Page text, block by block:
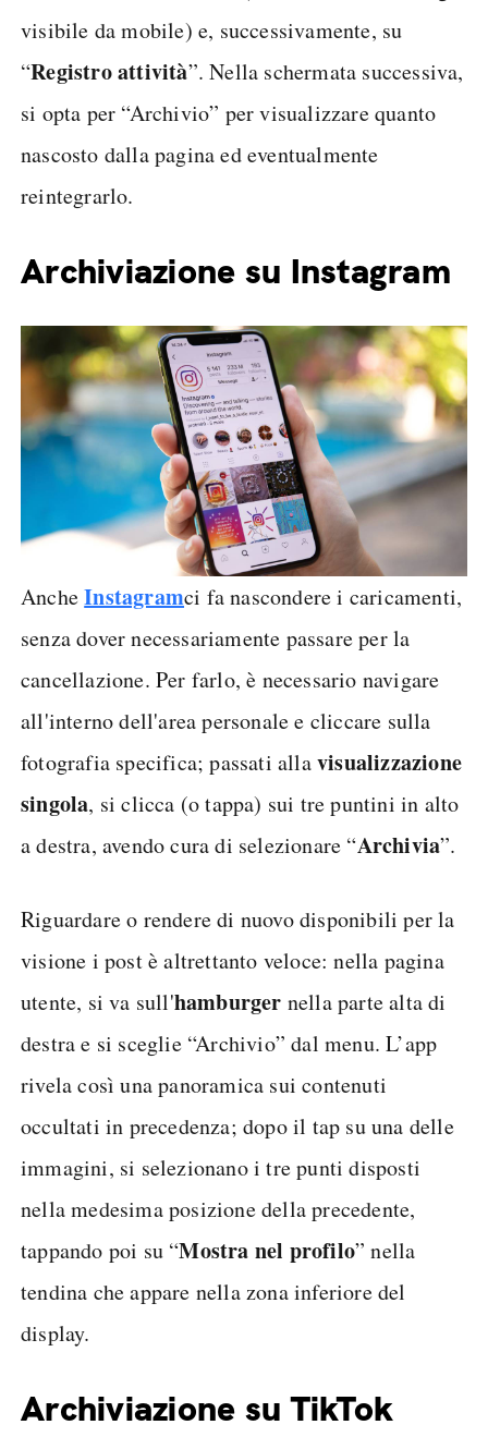
visibile da mobile) e, successivamente, su
“Registro attività”. Nella schermata successiva,
si opta per “Archivio” per visualizzare quanto
nascosto dalla pagina ed eventualmente
reintegrarlo.
Archiviazione su Instagram
AncheInstagramci fa nascondere i caricamenti,
senza dover necessariamente passare per la
cancellazione. Per farlo, è necessario navigare
all'interno dell'area personale e cliccare sulla
fotografia specifica; passati allavisualizzazione
singola, si clicca (o tappa) sui tre puntini in alto
a destra, avendo cura di selezionare “Archivia”.
Riguardare o rendere di nuovo disponibili per la
visione i post è altrettanto veloce: nella pagina
utente, si va sull'hamburger nella parte alta di
destra e si sceglie “Archivio” dal menu. L’app
rivela così una panoramica sui contenuti
occultati in precedenza; dopo il tap su una delle
immagini, si selezionano i tre punti disposti
nella medesima posizione della precedente,
tappando poi su “Mostra nel profilo” nella
tendina che appare nella zona inferiore del
display.
Archiviazione su TikTok